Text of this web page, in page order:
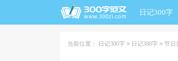
日记300字
当前位置： 日记300字 > 日记300字 > 节日